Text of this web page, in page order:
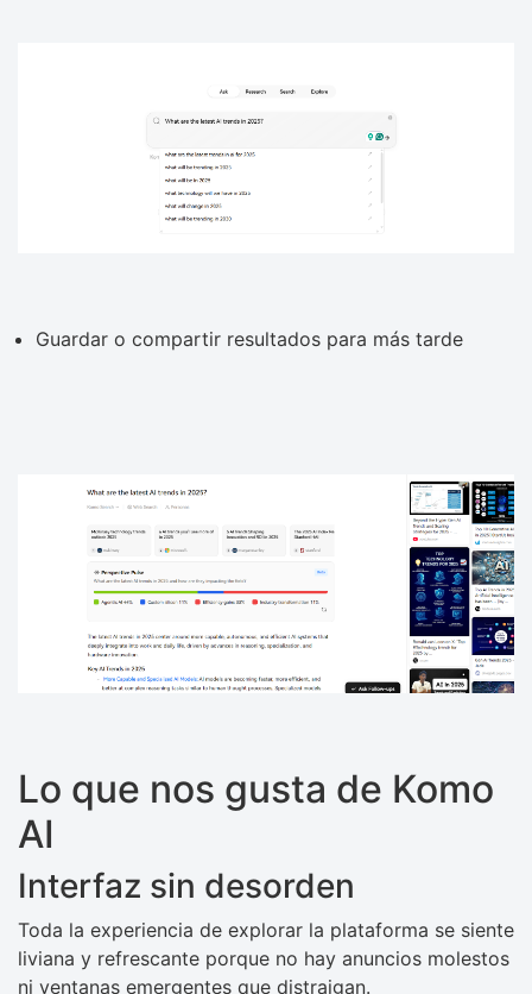
Guardar o compartir resultados para más tarde
Lo que nos gusta de Komo
AI
Interfaz sin desorden
Toda la experiencia de explorar la plataforma se siente
liviana y refrescante porque no hay anuncios molestos
ni ventanas emergentes que distraigan.